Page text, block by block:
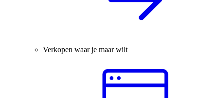
Verkopen waar je maar wilt